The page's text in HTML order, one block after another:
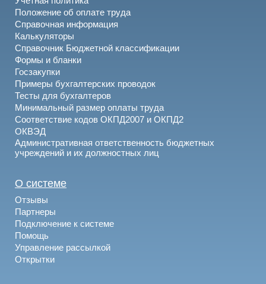
Положение об оплате труда
Справочная информация
Калькуляторы
Справочник Бюджетной классификации
Формы и бланки
Госзакупки
Примеры бухгалтерских проводок
Тесты для бухгалтеров
Минимальный размер оплаты труда
Соответствие кодов ОКПД2007 и ОКПД2
ОКВЭД
Административная ответственность бюджетных
учреждений и их должностных лиц
О системе
Отзывы
Партнеры
Подключение к системе
Помощь
Управление рассылкой
Открытки